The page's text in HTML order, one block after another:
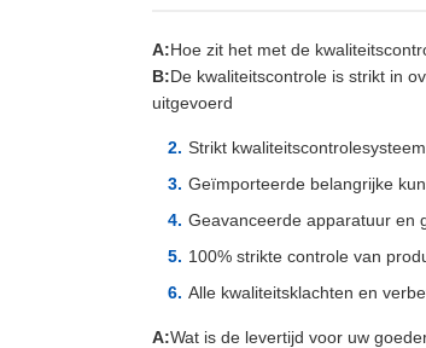
A:Hoe zit het met de
B:De kwaliteitscontrole is strikt in
uitgevoerd
Strikt
Geïmporteerde belangrijke
Geavanceerde apparatuur en
100% strikte controle van
Alle kwaliteitsklachten en
A:Wat is de levertijd voor uw